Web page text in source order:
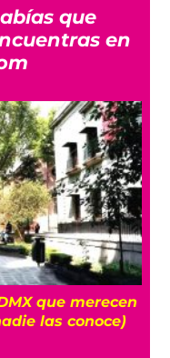
que
en
que merecen
las conoce)